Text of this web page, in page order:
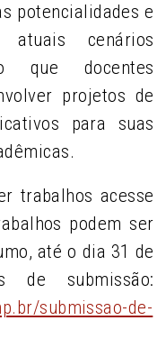
potencialidades e
atuais cenários
que docentes
projetos de
para suas
trabalhos acesse
podem ser
até o dia 31 de
de submissão:
submissao-de-